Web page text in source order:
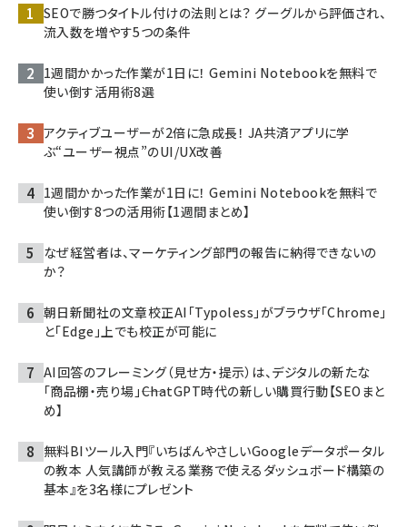
SEOで勝つタイトル付けの法則とは？ グーグルから評価され、
流入数を増やす5つの条件
1週間かかった作業が1日に！ Gemini Notebookを無料で
使い倒す活用術8選
アクティブユーザーが2倍に急成長！ JA共済アプリに学
ぶ“ユーザー視点”のUI/UX改善
1週間かかった作業が1日に！ Gemini Notebookを無料で
使い倒す8つの活用術【1週間まとめ】
なぜ経営者は、マーケティング部門の報告に納得できないの
か？
朝日新聞社の文章校正AI「Typoless」がブラウザ「Chrome」
と「Edge」上でも校正が可能に
AI回答のフレーミング（見せ方・提示）は、デジタルの新たな
「商品棚・売り場」――ChatGPT時代の新しい購買行動【SEOまと
め】
無料BIツール入門『いちばんやさしいGoogleデータポータル
の教本 人気講師が教える業務で使えるダッシュボード構築の
基本』を3名様にプレゼント